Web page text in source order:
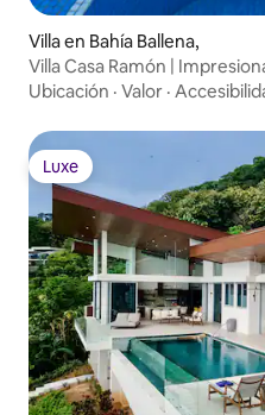
Villa en Bahía Ballena,
Villa Casa Ramón |
Ubicación · Valor ·
Luxe
Luxe